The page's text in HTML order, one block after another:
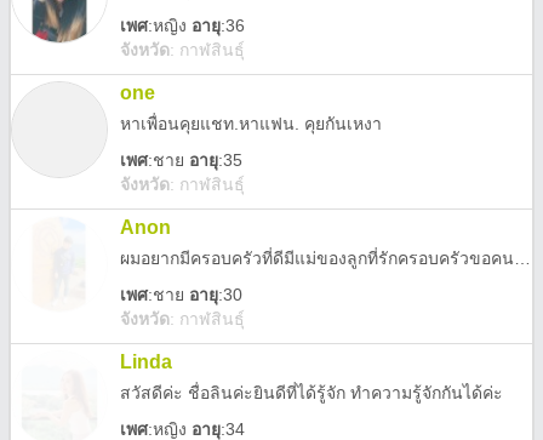
เพศ:หญิง อายุ:36
จังหวัด: กาฬสินธุ์
one
หาเพื่อนคุยแชท.หาแฟน. คุยกันเหงา
เพศ:ชาย อายุ:35
จังหวัด: กาฬสินธุ์
Anon
เพศ:ชาย อายุ:30
จังหวัด: กาฬสินธุ์
Linda
สวัสดีค่ะ ชื่อลินค่ะยินดีที่ได้รู้จัก ทำความรู้จักกันได้ค่ะ
เพศ:หญิง อายุ:34